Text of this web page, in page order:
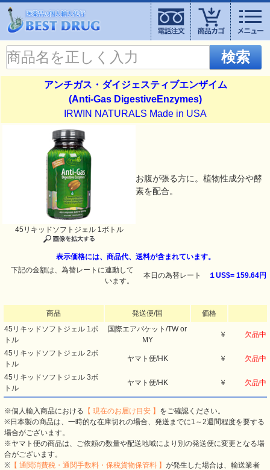
検索
アンチガス・ダイジェスティブエンザイム
(Anti-Gas DigestiveEnzymes)
IRWIN NATURALS Made in USA
お腹が張る方に。植物性成分や酵
素を配合。
45リキッドソフトジェル 1ボトル
表示価格には、商品代、送料が含まれています。
下記の金額は、為替レートに連動して
います。
本日の為替レート １US$= 159.64円
商品 発送便/国
価格
45リキッドソフトジェル 1ボ
トル
国際エアパケット/TW or
MY
￥ 欠品中
45リキッドソフトジェル 2ボ
トル
ヤマト便/HK ￥ 欠品中
45リキッドソフトジェル 3ボ
トル
ヤマト便/HK ￥ 欠品中
※個人輸入商品における 【 現在のお届け目安 】 をご確認ください。
※日本製の商品は、一時的な在庫切れの場合、発送までに1～2週間程度を要する
場合がございます。
※ヤマト便の商品は、ご依頼の数量や配送地域により別の発送便に変更となる場
合がございます。
※ 【 通関消費税・通関手数料・保税貨物保管料 】 が発生した場合は、輸送業者